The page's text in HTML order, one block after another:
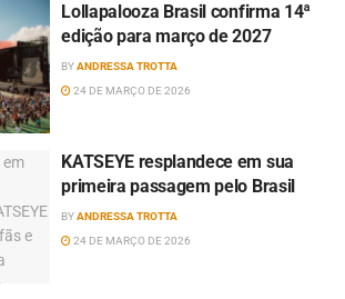
Lollapalooza Brasil confirma 14ª
edição para março de 2027
BYANDRESSA TROTTA
24 DE MARÇO DE 2026
KATSEYE resplandece em sua
primeira passagem pelo Brasil
BYANDRESSA TROTTA
24 DE MARÇO DE 2026